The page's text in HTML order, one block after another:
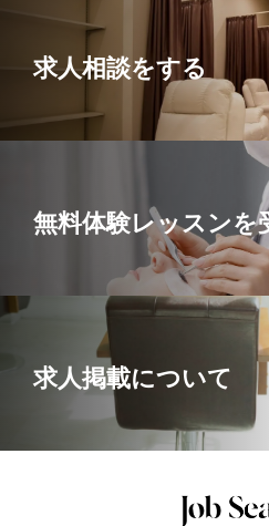
求人相談をする
無料体験レッスンを
求人掲載について